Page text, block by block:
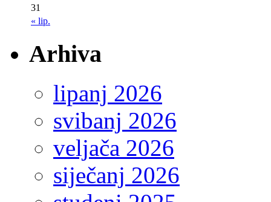
« lip.
31
Arhiva
lipanj 2026
svibanj 2026
veljača 2026
siječanj 2026